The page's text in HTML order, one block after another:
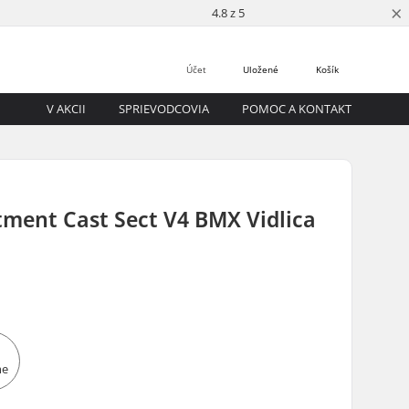
4.8 z 5 ×
Košík
Uložené
Účet
V AKCII SPRIEVODCOVIA POMOC A KONTAKT
Cast Sect V4 BMX Vidlica